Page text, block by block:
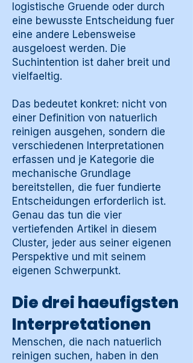
logistische Gruende oder durch
eine bewusste Entscheidung fuer
eine andere Lebensweise
ausgeloest werden. Die
Suchintention ist daher breit und
vielfaeltig.
Das bedeutet konkret: nicht von
einer Definition von natuerlich
reinigen ausgehen, sondern die
verschiedenen Interpretationen
erfassen und je Kategorie die
mechanische Grundlage
bereitstellen, die fuer fundierte
Entscheidungen erforderlich ist.
Genau das tun die vier
vertiefenden Artikel in diesem
Cluster, jeder aus seiner eigenen
Perspektive und mit seinem
eigenen Schwerpunkt.
Die drei haeufigsten
Interpretationen
Menschen, die nach natuerlich
reinigen suchen, haben in den